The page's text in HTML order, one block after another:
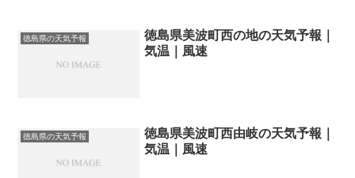
徳島県の天気予報
徳島県美波町西の地の天気予報｜
気温｜風速
徳島県の天気予報
徳島県美波町西由岐の天気予報｜
気温｜風速